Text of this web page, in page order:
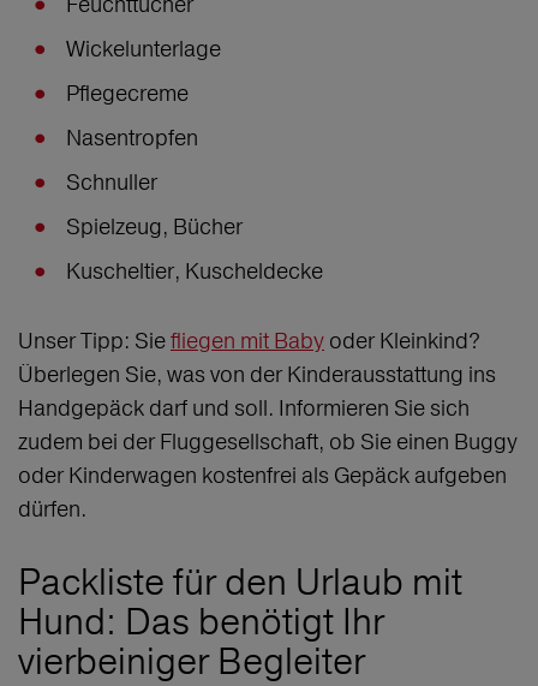
Wickelunterlage
Pflegecreme
Nasentropfen
Schnuller
Spielzeug, Bücher
Kuscheltier, Kuscheldecke
Unser Tipp: Siefliegen mit Baby oder Kleinkind?
Überlegen Sie, was von der Kinderausstattung ins
Handgepäck darf und soll. Informieren Sie sich
zudem bei der Fluggesellschaft, ob Sie einen Buggy
oder Kinderwagen kostenfrei als Gepäck aufgeben
dürfen.
Packliste für den Urlaub mit
Hund: Das benötigt Ihr
vierbeiniger Begleiter